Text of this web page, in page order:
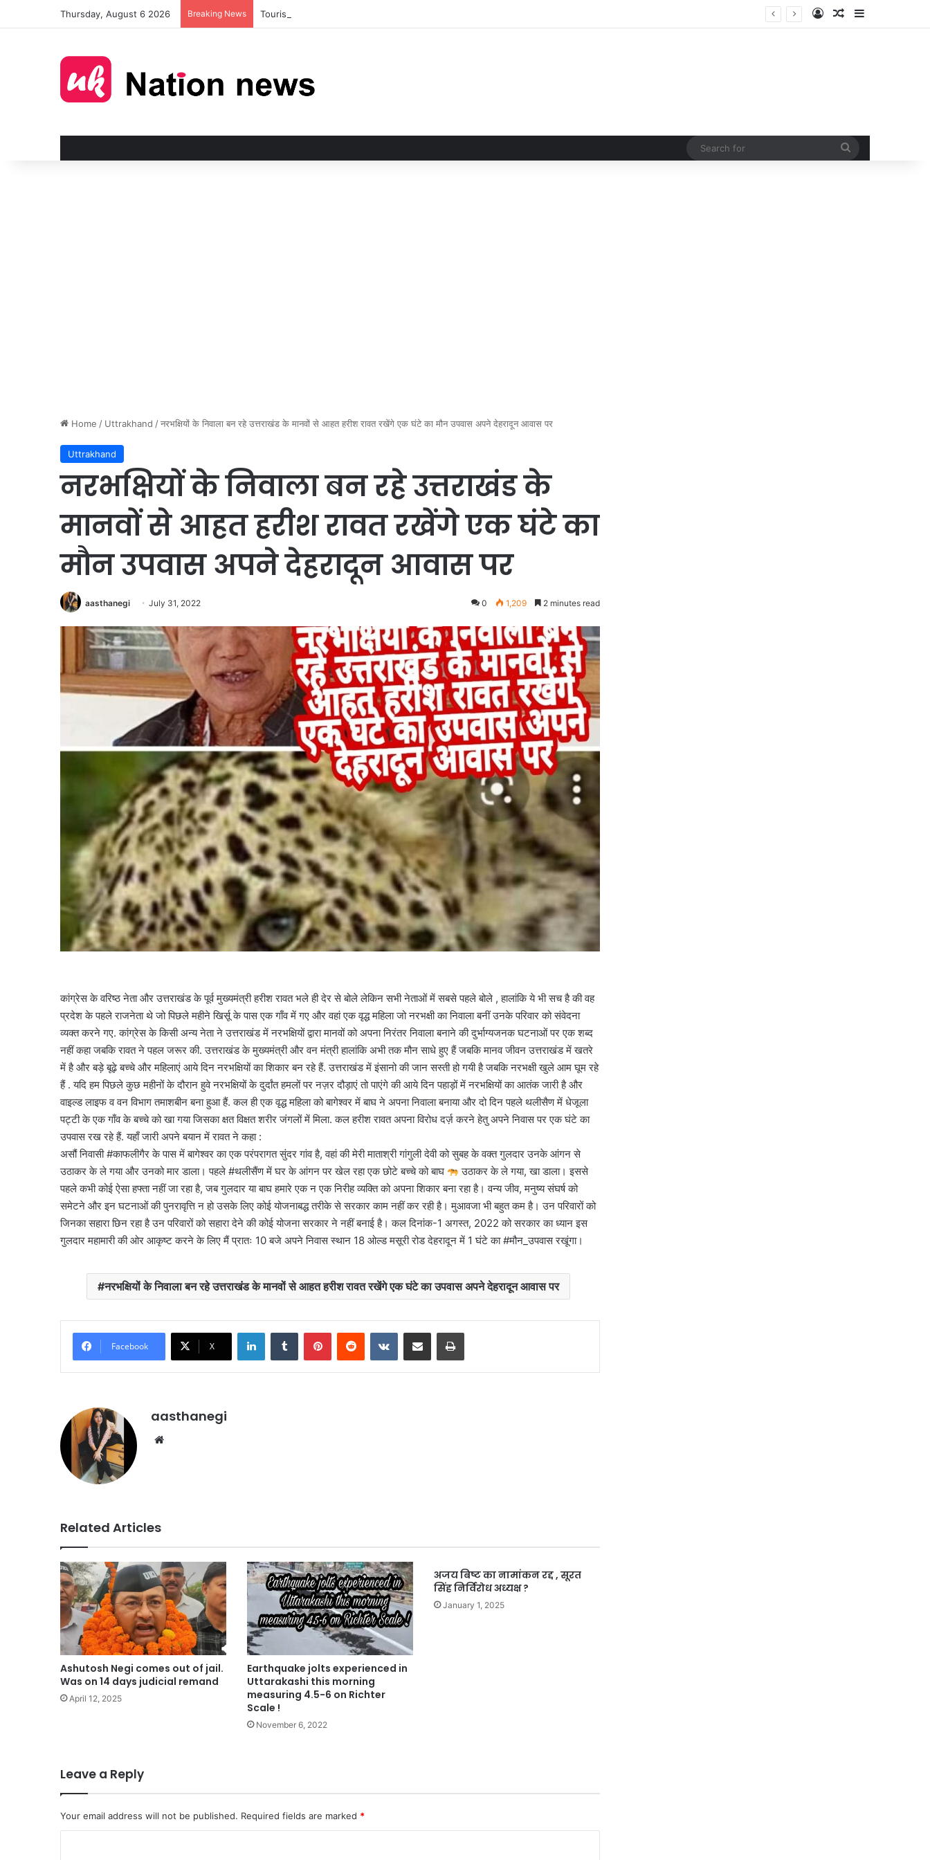
Thursday, August 6 2026 Breaking News Log InRandom Article
Sidebar
Home / Uttrakhand /नरभक्षियों के निवाला बन रहे उत्तराखंड के मानवों से आहत हरीश रावत रखेंगे एक घंटे का मौन उपवास अपने देहरादून आवास पर
Uttrakhand
नरभक्षियों के निवाला बन रहे उत्तराखंड के
मानवों से आहत हरीश रावत रखेंगे एक घंटे का
मौन उपवास अपने देहरादून आवास पर
aasthanegi July 31, 2022 0 1,209 2 minutes read
कांग्रेस के वरिष्ठ नेता और उत्तराखंड के पूर्व मुख्यमंत्री हरीश रावत भले ही देर से बोले लेकिन सभी नेताओं में सबसे पहले बोले , हालांकि ये भी सच है की वह
प्रदेश के पहले राजनेता थे जो पिछले महीने खिर्सू के पास एक गाँव में गए और वहां एक वृद्ध महिला जो नरभक्षी का निवाला बनीं उनके परिवार को संवेदना
व्यक्त करने गए. कांग्रेस के किसी अन्य नेता ने उत्तराखंड में नरभक्षियों द्वारा मानवों को अपना निरंतर निवाला बनाने की दुर्भाग्यजनक घटनाओं पर एक शब्द
नहीं कहा जबकि रावत ने पहल जरूर की. उत्तराखंड के मुख्यमंत्री और वन मंत्री हालांकि अभी तक मौन साधे हुए हैं जबकि मानव जीवन उत्तराखंड में खतरे
में है और बड़े बूढ़े बच्चे और महिलाएं आये दिन नरभक्षियों का शिकार बन रहे हैं. उत्तराखंड में इंसानो की जान सस्ती हो गयी है जबकि नरभक्षी खुले आम घूम रहे
हैं . यदि हम पिछले कुछ महीनों के दौरान हुवे नरभक्षियों के दुर्दांत हमलों पर नज़र दौड़ाएं तो पाएंगे की आये दिन पहाड़ों में नरभक्षियों का आतंक जारी है और
वाइल्ड लाइफ व वन विभाग तमाशबीन बना हुआ हैं. कल ही एक वृद्ध महिला को बागेश्वर में बाघ ने अपना निवाला बनाया और दो दिन पहले थलीसैण में धेजूला
पट्टी के एक गाँव के बच्चे को खा गया जिसका क्षत विक्षत शरीर जंगलों में मिला. कल हरीश रावत अपना विरोध दर्ज़ करने हेतु अपने निवास पर एक घंटे का
उपवास रख रहे हैं. यहाँ जारी अपने बयान में रावत ने कहा :
असौं निवासी #काफलीगैर के पास में बागेश्वर का एक परंपरागत सुंदर गांव है, वहां की मेरी माताश्री गांगुली देवी को सुबह के वक्त गुलदार उनके आंगन से
उठाकर के ले गया और उनको मार डाला। पहले #थलीसैंण में घर के आंगन पर खेल रहा एक छोटे बच्चे को बाघ
उठाकर के ले गया, खा डाला। इससे
पहले कभी कोई ऐसा हफ्ता नहीं जा रहा है, जब गुलदार या बाघ हमारे एक न एक निरीह व्यक्ति को अपना शिकार बना रहा है। वन्य जीव, मनुष्य संघर्ष को
समेटने और इन घटनाओं की पुनरावृत्ति न हो उसके लिए कोई योजनाबद्ध तरीके से सरकार काम नहीं कर रही है। मुआवजा भी बहुत कम है। उन परिवारों को
जिनका सहारा छिन रहा है उन परिवारों को सहारा देने की कोई योजना सरकार ने नहीं बनाई है। कल दिनांक-1 अगस्त, 2022 को सरकार का ध्यान इस
गुलदार महामारी की ओर आकृष्ट करने के लिए मैं प्रातः 10 बजे अपने निवास स्थान 18 ओल्ड मसूरी रोड देहरादून में 1 घंटे का #मौन_उपवास रखूंगा।
नरभक्षियों के निवाला बन रहे उत्तराखंड के मानवों से आहत हरीश रावत रखेंगे एक घंटे का उपवास अपने देहरादून आवास पर
Facebook X
LinkedInTumblr PinterestReddit VKontakteShare via Email Print
aasthanegi
Related Articles
Ashutosh Negi comes out of jail.
Was on 14 days judicial remand
April 12, 2025
Earthquake jolts experienced in
Uttarakashi this morning
measuring 4.5-6 on Richter
Scale !
November 6, 2022
अजय बिष्ट का नामांकन रद्द , सूरत
सिंह निर्विरोध अध्यक्ष ?
January 1, 2025
Leave a Reply
Your email address will not be published. Required fields are marked *